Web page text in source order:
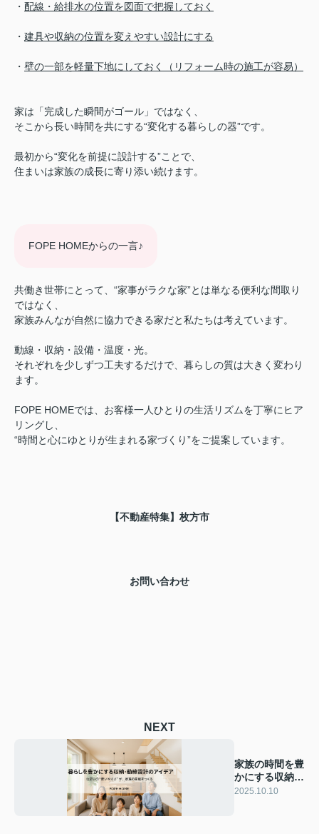
・ 配線・給排水の位置を図面で把握しておく
・ 建具や収納の位置を変えやすい設計にする
・ 壁の一部を軽量下地にしておく（リフォーム時の施工が容易）
家は「完成した瞬間がゴール」ではなく、
そこから長い時間を共にする“変化する暮らしの器”です。
最初から“変化を前提に設計する”ことで、
住まいは家族の成長に寄り添い続けます。
FOPE HOMEからの一言♪
共働き世帯にとって、“家事がラクな家”とは単なる便利な間取り
ではなく、
家族みんなが自然に協力できる家だと私たちは考えています。
動線・収納・設備・温度・光。
それぞれを少しずつ工夫するだけで、暮らしの質は大きく変わり
ます。
FOPE HOMEでは、お客様一人ひとりの生活リズムを丁寧にヒア
リングし、
“時間と心にゆとりが生まれる家づくり”をご提案しています。
【不動産特集】枚方市
お問い合わせ
NEXT
家族の時間を豊
かにする収納・
動線設計のアイ
2025.10.10